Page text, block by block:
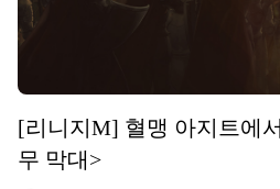
[리니지M] 혈맹 아지트에
무 막대>